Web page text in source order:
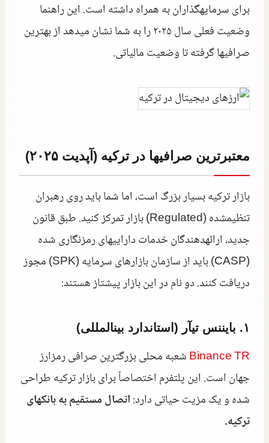
برای سرمایهگذاران به همراه داشته است. این راهنما
وضعیت فعلی سال ۲۰۲۵ را به شما نشان میدهد از بهترین
صرافیها گرفته تا وضعیت مالیاتی.
معتبرترین صرافیها در ترکیه (آپدیت ۲۰۲۵)
بازار ترکیه بسیار بزرگ است، اما شما باید روی رهبران
تنظیمشده (Regulated) بازار تمرکز کنید. طبق قانون
جدید، ارائهدهندگان خدمات داراییهای رمزنگاری شده
(CASP) باید از سازمان بازارهای سرمایه (SPK) مجوز
دریافت کنند. دو نام در این بازار پیشتاز هستند:
۱. بایننس تیآر (استاندارد بینالمللی)
Binance TRشعبه محلی بزرگترین صرافی رمزارز
جهان است. این پلتفرم اختصاصاً برای بازار ترکیه طراحی
شده و یک مزیت حیاتی دارد:اتصال مستقیم به بانکهای
ترکیه.